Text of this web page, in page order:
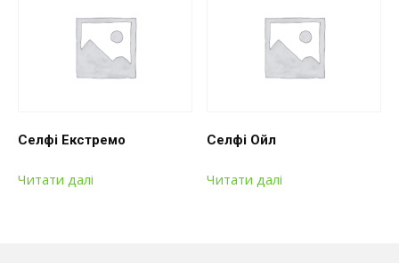
Селфі Екстремо
Читати далі
Селфі Ойл
Читати далі